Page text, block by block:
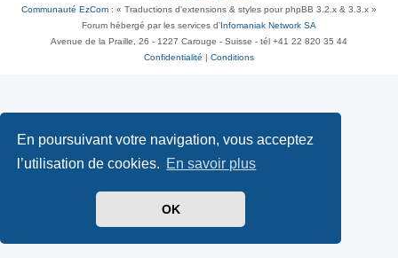
En poursuivant votre navigation, vous acceptez
l’utilisation de cookies. En savoir plus
OK
Communauté EzCom : « Traductions d'extensions & styles pour phpBB 3.2.x & 3.3.x »
Forum hébergé par les services d’ Infomaniak Network SA
Avenue de la Praille, 26 - 1227 Carouge - Suisse - tél +41 22 820 35 44
Confidentialité
Conditions